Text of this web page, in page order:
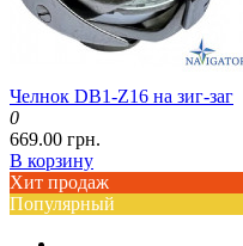
Челнок DB1-Z16 на зиг-заг
0
669.00 грн.
В корзину
Хит продаж
Популярный